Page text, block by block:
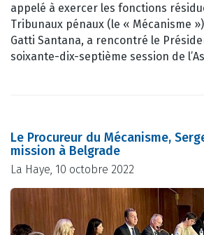
appelé à exercer les fonctions
Tribunaux pénaux (le « Mécanisme
Gatti Santana, a rencontré le
soixante-dix-septième session de
Le Procureur du Mécanisme,
mission à Belgrade
La Haye, 10 octobre 2022